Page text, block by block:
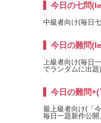
今日の七問
中級者向け(毎日
今日の難問
上級者向け(毎日
でランダムに出題)
今日の難問+(
最上級者向け(「
毎日一題新作公